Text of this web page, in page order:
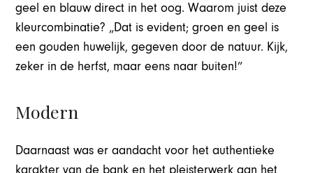
geel en blauw direct in het oog. Waarom juist deze
kleurcombinatie? „Dat is evident; groen en geel is
een gouden huwelijk, gegeven door de natuur. Kijk,
zeker in de herfst, maar eens naar buiten!”
Modern
Daarnaast was er aandacht voor het authentieke